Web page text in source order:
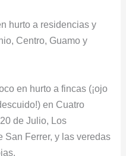
hurto a residencias y
Centro, Guamo y
en hurto a fincas (¡ojo
en Cuatro
de Julio, Los
San Ferrer, y las veredas